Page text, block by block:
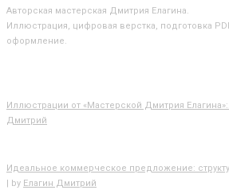
Авторская мастерская Дмитрия Елагина.
Иллюстрация, цифровая верстка, подготовка
оформление.
Иллюстрации от «Мастерской Дмитрия
Дмитрий
Идеальное коммерческое предложение:
| by Елагин Дмитрий